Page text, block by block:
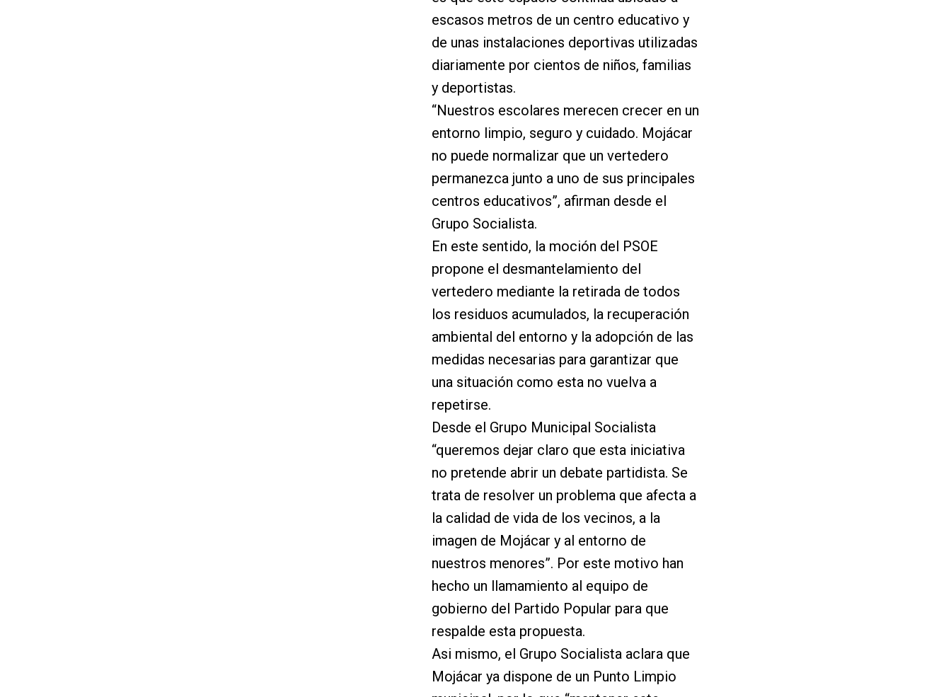
escasos metros de un centro educativo y
de unas instalaciones deportivas utilizadas
diariamente por cientos de niños, familias
y deportistas.
“Nuestros escolares merecen crecer en un
entorno limpio, seguro y cuidado. Mojácar
no puede normalizar que un vertedero
permanezca junto a uno de sus principales
centros educativos”, afirman desde el
Grupo Socialista.
En este sentido, la moción del PSOE
propone el desmantelamiento del
vertedero mediante la retirada de todos
los residuos acumulados, la recuperación
ambiental del entorno y la adopción de las
medidas necesarias para garantizar que
una situación como esta no vuelva a
repetirse.
Desde el Grupo Municipal Socialista
“queremos dejar claro que esta iniciativa
no pretende abrir un debate partidista. Se
trata de resolver un problema que afecta a
la calidad de vida de los vecinos, a la
imagen de Mojácar y al entorno de
nuestros menores”. Por este motivo han
hecho un llamamiento al equipo de
gobierno del Partido Popular para que
respalde esta propuesta.
Asi mismo, el Grupo Socialista aclara que
Mojácar ya dispone de un Punto Limpio